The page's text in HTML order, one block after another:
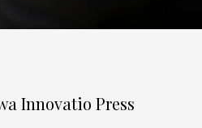
Innovatio Press